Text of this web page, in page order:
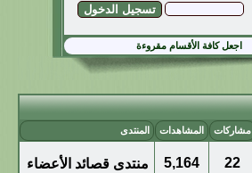
اجعل كافة الأقسام مقروءة
مشاركات المشاهدات المنتدى
22
5,164 منتدى قصائد الأعضاء